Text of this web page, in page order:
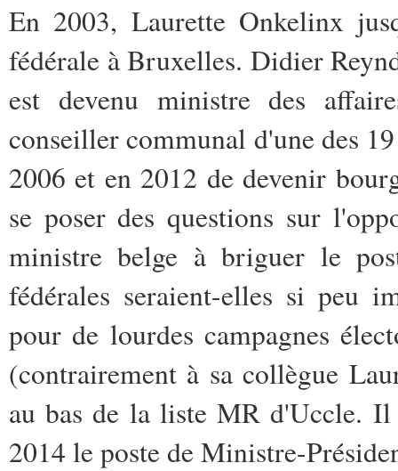
En 2003, Laurette Onkelinx
fédérale à Bruxelles. Didier
est devenu ministre des
conseiller communal d'une des
2006 et en 2012 de devenir
se poser des questions sur
ministre belge à briguer le
fédérales seraient-elles si peu
pour de lourdes campagnes
(contrairement à sa collègue
au bas de la liste MR d'Uccle.
2014 le poste de Ministre-